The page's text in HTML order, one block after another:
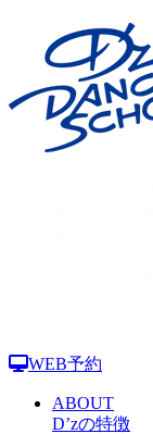
WEB予約
ABOUT
D’zの特徴